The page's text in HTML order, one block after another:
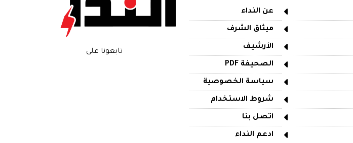
عن النداء
ميثاق الشرف
الأرشيف
الصحيفة PDF
سياسة الخصوصية
شروط الاستخدام
اتصل بنا
ادعم النداء
تابعونا على